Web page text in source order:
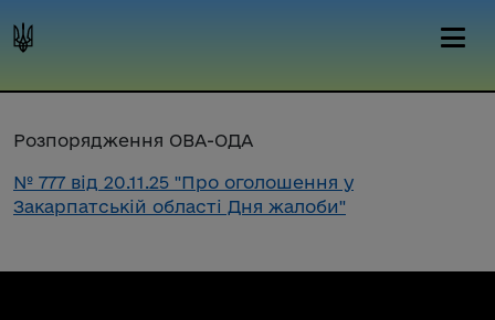
Розпорядження ОВА-ОДА
№ 777 від 20.11.25 "Про оголошення у
Закарпатській області Дня жалоби"